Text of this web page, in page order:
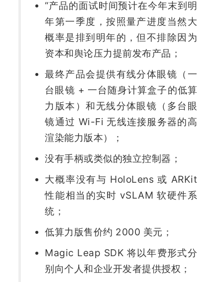
“产品的面试时间预计在今年末到明
年第一季度，按照量产进度当然大
概率是排到明年的，但不排除因为
资本和舆论压力提前发布产品；
最终产品会提供有线分体眼镜（一
台眼镜 + 一台随身计算盒子的低算
力版本）和无线分体眼镜（多台眼
镜通过 Wi-Fi 无线连接服务器的高
渲染能力版本）；
没有手柄或类似的独立控制器；
大概率没有与 HoloLens 或 ARKit
性能相当的实时 vSLAM 软硬件系
统；
低算力版售价约 2000 美元；
Magic Leap SDK 将以年费形式分
别向个人和企业开发者提供授权；